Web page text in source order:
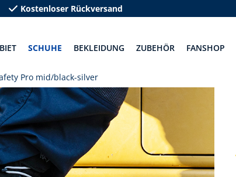
Kostenloser Rückversand
SCHUHE BEKLEIDUNG ZUBEHÖR FANSHOP
Pro mid/black-silver